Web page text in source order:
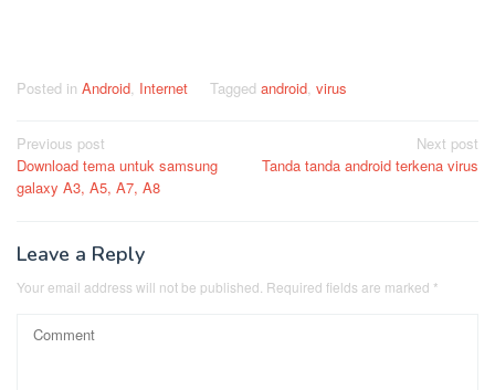
Posted in Android, Internet Tagged android, virus
Post
navigation
Previous post
Download tema untuk samsung
galaxy A3, A5, A7, A8
Next post
Tanda tanda android terkena virus
Leave a Reply
Your email address will not be published. Required fields are marked *